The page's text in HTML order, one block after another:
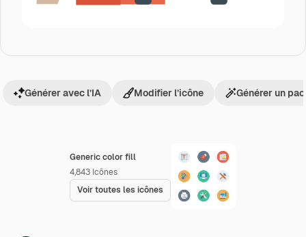
Generic color fill
4,843 Icônes
Voir toutes les icônes
Générer avec l’IA Modifier l’icône Générer un